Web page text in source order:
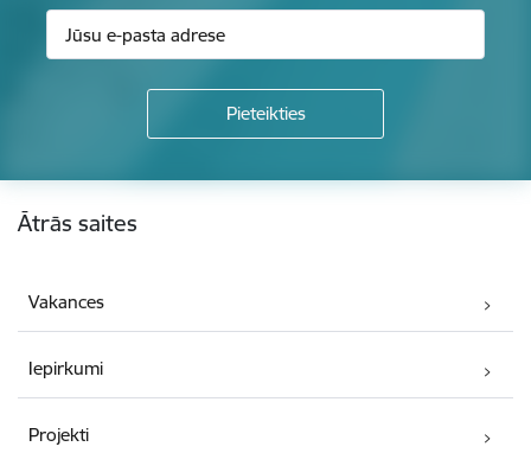
Ātrās saites
Vakances
Iepirkumi
Projekti